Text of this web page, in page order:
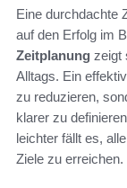
Eine durchdachte
auf den Erfolg im
Zeitplanung zeigt
Alltags. Ein
zu reduzieren,
klarer zu
leichter fällt es,
Ziele zu erreichen.